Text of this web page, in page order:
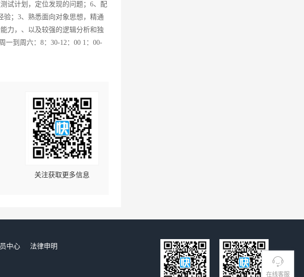
在线客服
试计划，定位发现的问题；6、配
验；3、熟悉面向对象思想，精通
力，、以及较强的逻辑分析和独
一到周六：8：30-12：00 1：00-
关注获取更多信息
中心
法律申明